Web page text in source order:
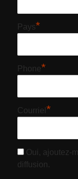
Pays*
Phone*
Courriel*
Oui, ajoutez-
diffusion.